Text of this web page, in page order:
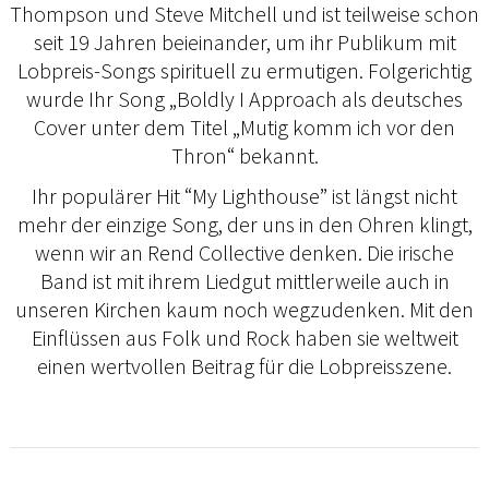
Thompson und Steve Mitchell und ist teilweise schon
seit 19 Jahren beieinander, um ihr Publikum mit
Lobpreis-Songs spirituell zu ermutigen. Folgerichtig
wurde Ihr Song „Boldly I Approach als deutsches
Cover unter dem Titel „Mutig komm ich vor den
Thron“ bekannt.
Ihr populärer Hit “My Lighthouse” ist längst nicht
mehr der einzige Song, der uns in den Ohren klingt,
wenn wir an Rend Collective denken. Die irische
Band ist mit ihrem Liedgut mittlerweile auch in
unseren Kirchen kaum noch wegzudenken. Mit den
Einflüssen aus Folk und Rock haben sie weltweit
einen wertvollen Beitrag für die Lobpreisszene.